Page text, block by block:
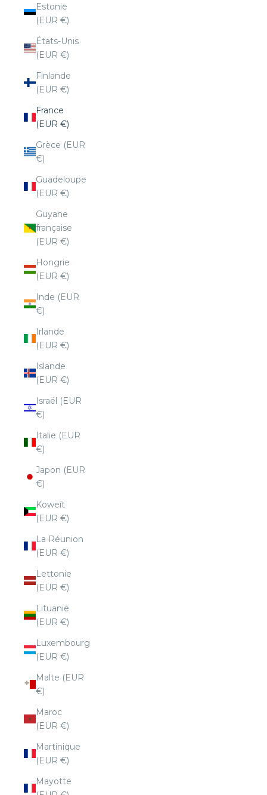
Estonie
(EUR €)
États-Unis
(EUR €)
Finlande
(EUR €)
France
(EUR €)
Grèce (EUR
€)
Guadeloupe
(EUR €)
Guyane
française
(EUR €)
Hongrie
(EUR €)
Inde (EUR
€)
Irlande
(EUR €)
Islande
(EUR €)
Israël (EUR
€)
Italie (EUR
€)
Japon (EUR
€)
Koweït
(EUR €)
La Réunion
(EUR €)
Lettonie
(EUR €)
Lituanie
(EUR €)
Luxembourg
(EUR €)
Malte (EUR
€)
Maroc
(EUR €)
Martinique
(EUR €)
Mayotte